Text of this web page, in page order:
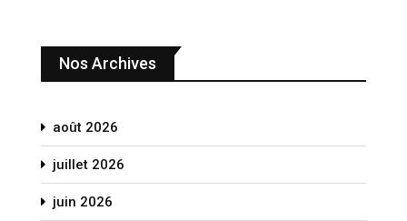
Nos Archives
août 2026
juillet 2026
juin 2026